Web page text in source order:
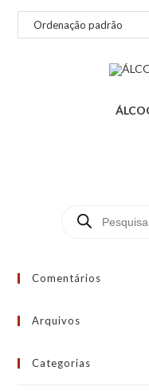
Comentários
Arquivos
Categorias